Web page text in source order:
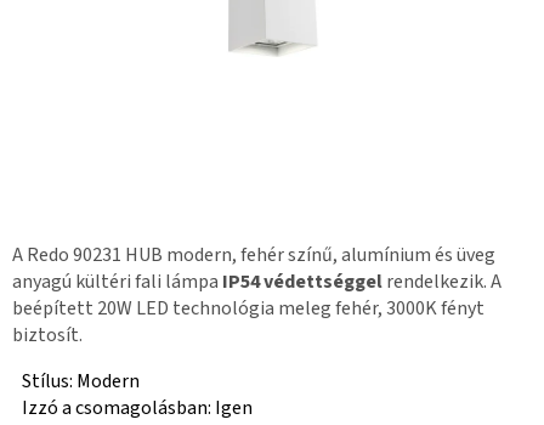
A Redo 90231 HUB modern, fehér színű, alumínium és üveg
anyagú kültéri fali lámpa IP54 védettséggelrendelkezik. A
beépített 20W LED technológia meleg fehér, 3000K fényt
biztosít.
Stílus: Modern
Izzó a csomagolásban: Igen